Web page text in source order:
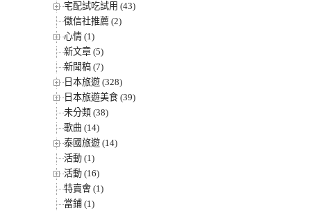
宅配試吃試用 (43)
徵信社推薦 (2)
心情 (1)
新文章 (5)
新聞稿 (7)
日本旅遊 (328)
日本旅遊美食 (39)
未分類 (38)
歌曲 (14)
泰國旅遊 (14)
活動 (1)
活動 (16)
特賣會 (1)
當鋪 (1)